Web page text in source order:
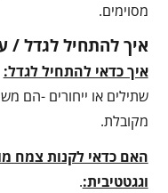
מסוימים.
איך להתחיל לגדל /
איך כדאי להתחיל לגדל:
שתילים או ייחורים -הם
מקובלת.
האם כדאי לקנות צמח
וגגטטיבית:.